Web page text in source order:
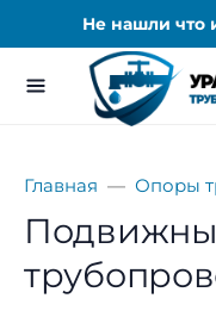
Не нашли что
Главная Опоры